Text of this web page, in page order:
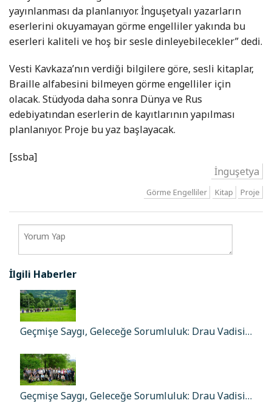
yayınlanması da planlanıyor. İnguşetyalı yazarların
eserlerini okuyamayan görme engelliler yakında bu
eserleri kaliteli ve hoş bir sesle dinleyebilecekler” dedi.
Vesti Kavkaza’nın verdiği bilgilere göre, sesli kitaplar,
Braille alfabesini bilmeyen görme engelliler için
olacak. Stüdyoda daha sonra Dünya ve Rus
edebiyatından eserlerin de kayıtlarının yapılması
planlanıyor. Proje bu yaz başlayacak.
[ssba]
İnguşetya
Görme Engelliler Kitap Proje
İlgili Haberler
Geçmişe Saygı, Geleceğe Sorumluluk: Drau Vadisi…
Geçmişe Saygı, Geleceğe Sorumluluk: Drau Vadisi…